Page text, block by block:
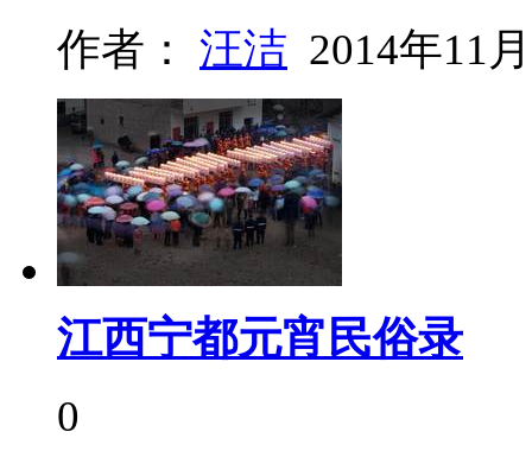
作者： 汪洁 2014年11
江西宁都元宵民俗录
0